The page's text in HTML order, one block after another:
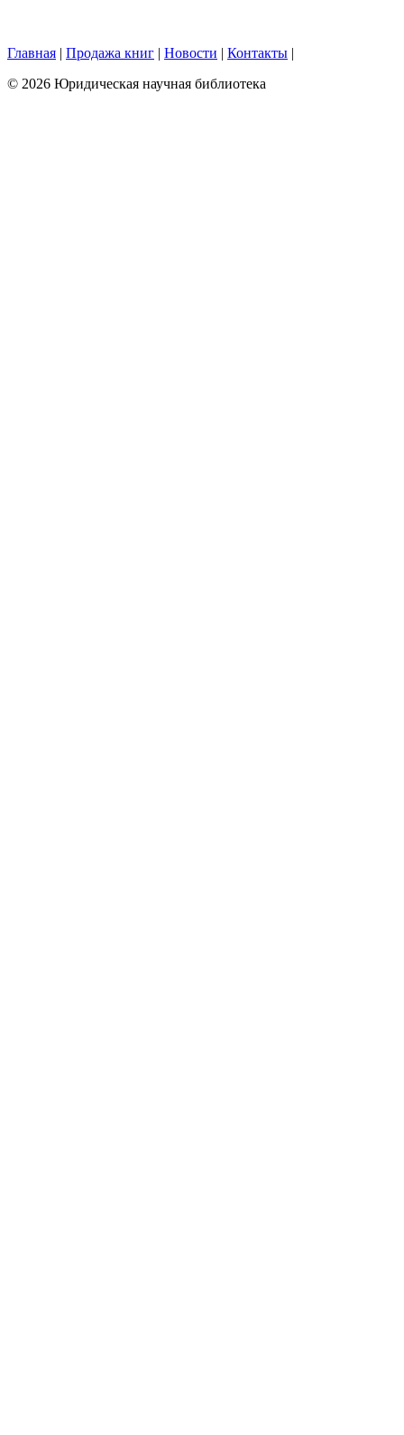
Главная | Продажа книг | Новости | Контакты |
© 2026 Юридическая научная библиотека